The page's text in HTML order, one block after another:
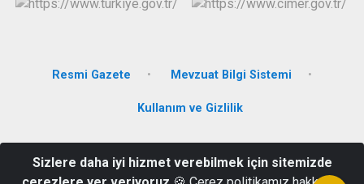
Resmi Gazete Mevzuat Bilgi Sistemi
Kullanım ve Gizlilik
Hekimhan/Malatya
Sizlere daha iyi hizmet verebilmek için sitemizde